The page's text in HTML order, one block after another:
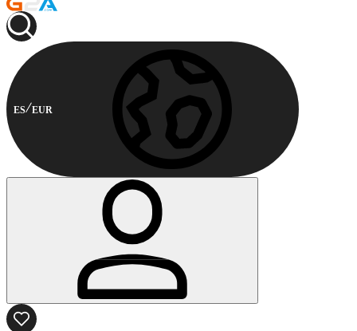
ES EUR